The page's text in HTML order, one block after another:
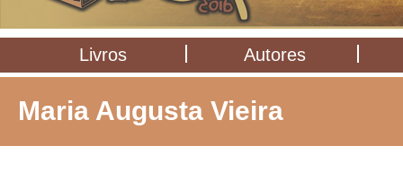
Livros Autores
Maria Augusta Vieira